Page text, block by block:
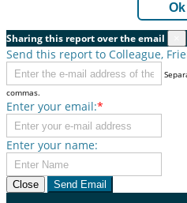
Ok
Sharing this report over the email
Send this report to Colleague,
commas.
Enter your email:*
Enter your name:
Close Send Email